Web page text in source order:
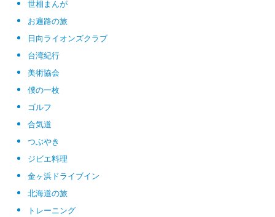
世相まんが
お遍路の旅
日向ライオンズクラブ
台湾紀行
美術協会
僕の一枚
ゴルフ
合気道
つぶやき
ジビエ料理
金ヶ浜ドライブイン
北海道の旅
トレーニング